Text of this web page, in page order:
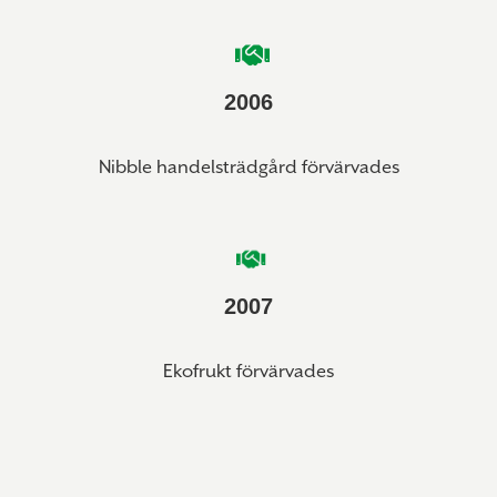
2006
Nibble handelsträdgård förvärvades
2007
Ekofrukt förvärvades